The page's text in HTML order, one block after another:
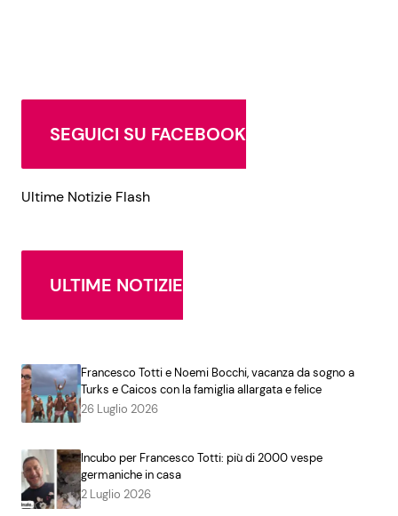
SEGUICI SU FACEBOOK
Ultime Notizie Flash
ULTIME NOTIZIE
Francesco Totti e Noemi Bocchi, vacanza da sogno a
Turks e Caicos con la famiglia allargata e felice
26 Luglio 2026
Incubo per Francesco Totti: più di 2000 vespe
germaniche in casa
2 Luglio 2026